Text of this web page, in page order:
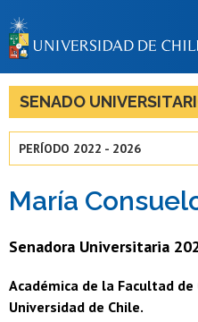
LA
SENADO
PERÍODO 2022 - 2026
María
Senadora Universitaria
Académica de la Facultad
Universidad de Chile.